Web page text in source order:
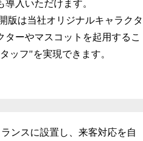
入いただけます。
版は当社オリジナルキャラクタ
ーやマスコットを起用するこ
ッフ"を実現できます。
ランスに設置し、来客対応を自